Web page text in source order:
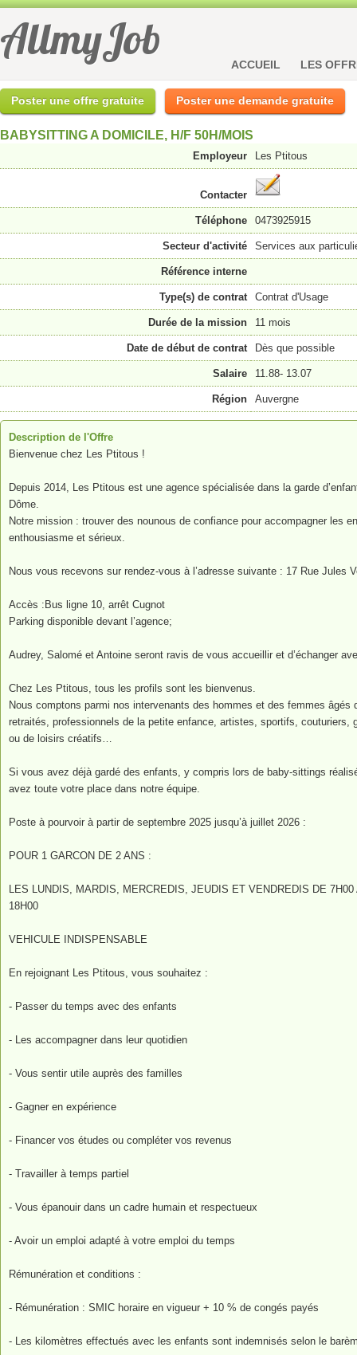
AllmyJob ACCUEIL LES
Poster une offre gratuite Poster une demande gratuite
BABYSITTING A DOMICILE, H/F 50H/MOIS
Employeur Les Ptitous
Contacter
Téléphone 0473925915
Secteur d'activité Services aux
Référence interne
Type(s) de contrat Contrat d'Usage
Durée de la mission 11 mois
Date de début de contrat Dès que possible
Salaire 11.88- 13.07
Région Auvergne
Description de l'Offre
Bienvenue chez Les Ptitous !
Depuis 2014, Les Ptitous est une agence spécialisée dans la garde
Dôme.
Notre mission : trouver des nounous de confiance pour accompagner les
enthousiasme et sérieux.
Nous vous recevons sur rendez-vous à l’adresse suivante : 17 Rue Jules
Accès :Bus ligne 10, arrêt Cugnot
Parking disponible devant l’agence;
Audrey, Salomé et Antoine seront ravis de vous accueillir et d’échanger
Chez Les Ptitous, tous les profils sont les bienvenus.
Nous comptons parmi nos intervenants des hommes et des femmes âgés
retraités, professionnels de la petite enfance, artistes, sportifs, couturiers,
ou de loisirs créatifs…
Si vous avez déjà gardé des enfants, y compris lors de baby-sittings
avez toute votre place dans notre équipe.
Poste à pourvoir à partir de septembre 2025 jusqu’à juillet 2026 :
POUR 1 GARCON DE 2 ANS :
LES LUNDIS, MARDIS, MERCREDIS, JEUDIS ET VENDREDIS DE 7H00
18H00
VEHICULE INDISPENSABLE
En rejoignant Les Ptitous, vous souhaitez :
- Passer du temps avec des enfants
- Les accompagner dans leur quotidien
- Vous sentir utile auprès des familles
- Gagner en expérience
- Financer vos études ou compléter vos revenus
- Travailler à temps partiel
- Vous épanouir dans un cadre humain et respectueux
- Avoir un emploi adapté à votre emploi du temps
Rémunération et conditions :
- Rémunération : SMIC horaire en vigueur + 10 % de congés payés
- Les kilomètres effectués avec les enfants sont indemnisés selon le